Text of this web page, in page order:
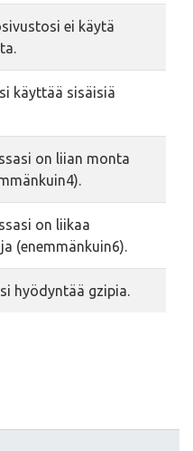
ei käytä
käyttää sisäisiä
on liian monta
on liikaa
(enemmänkuin6).
hyödyntää gzipia.